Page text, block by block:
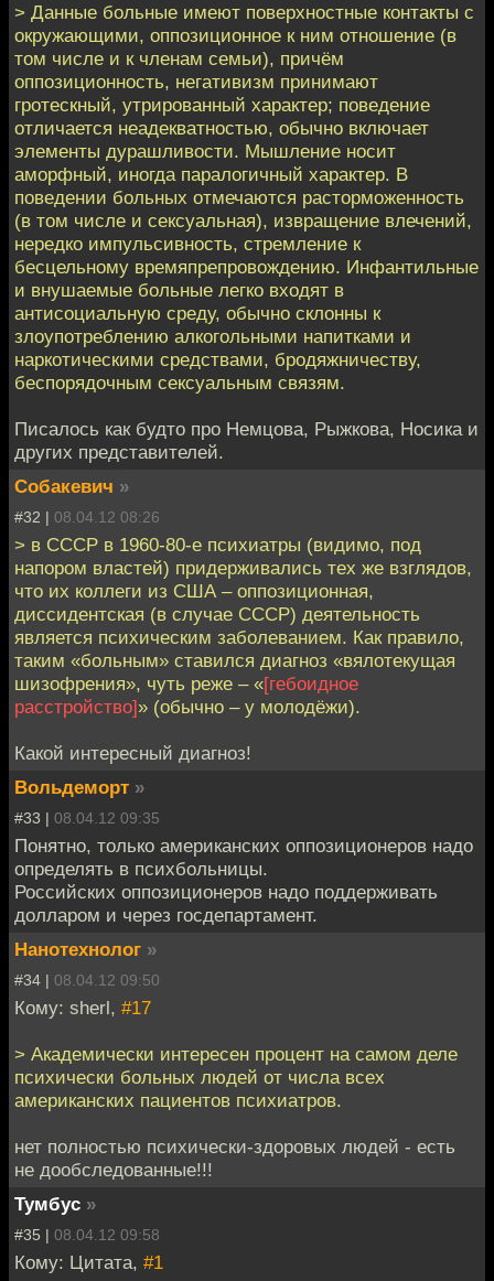
> Данные больные имеют поверхностные контакты с
окружающими, оппозиционное к ним отношение (в
том числе и к членам семьи), причём
оппозиционность, негативизм принимают
гротескный, утрированный характер; поведение
отличается неадекватностью, обычно включает
элементы дурашливости. Мышление носит
аморфный, иногда паралогичный характер. В
поведении больных отмечаются расторможенность
(в том числе и сексуальная), извращение влечений,
нередко импульсивность, стремление к
бесцельному времяпрепровождению. Инфантильные
и внушаемые больные легко входят в
антисоциальную среду, обычно склонны к
злоупотреблению алкогольными напитками и
наркотическими средствами, бродяжничеству,
беспорядочным сексуальным связям.
Писалось как будто про Немцова, Рыжкова, Носика и
других представителей.
Собакевич »
#32 | 08.04.12 08:26
> в СССР в 1960-80-е психиатры (видимо, под
напором властей) придерживались тех же взглядов,
что их коллеги из США – оппозиционная,
диссидентская (в случае СССР) деятельность
является психическим заболеванием. Как правило,
таким «больным» ставился диагноз «вялотекущая
шизофрения», чуть реже – «[гебоидное
расстройство]» (обычно – у молодёжи).
Какой интересный диагноз!
Вольдеморт »
#33 | 08.04.12 09:35
Понятно, только американских оппозиционеров надо
определять в психбольницы.
Российских оппозиционеров надо поддерживать
долларом и через госдепартамент.
Нанотехнолог »
#34 | 08.04.12 09:50
Кому: sherl, #17
> Академически интересен процент на самом деле
психически больных людей от числа всех
американских пациентов психиатров.
нет полностью психически-здоровых людей - есть
не дообследованные!!!
Тумбус »
#35 | 08.04.12 09:58
Кому: Цитата, #1